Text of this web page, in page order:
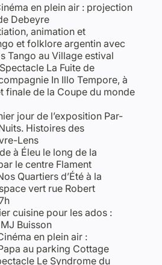
en plein air : projection
Debeyre
animation et
et folklore argentin avec
Tango au Village estival
La Fuite de
In Illo Tempore, à
finale de la Coupe du monde
jour de l’exposition Par-
Histoires des
Lens
à Éleu le long de la
le centre Flament
Quartiers d’Été à la
vert rue Robert
cuisine pour les ados :
Buisson
en plein air :
au parking Cottage
Le Syndrome du